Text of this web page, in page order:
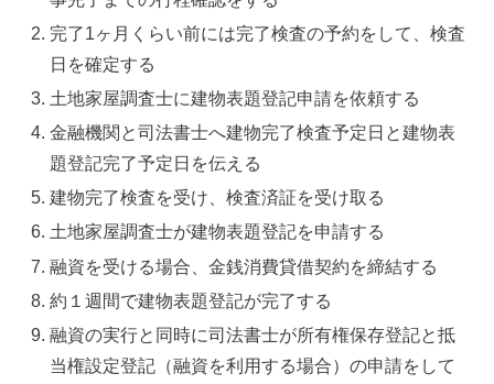
完了1ヶ月くらい前には完了検査の予約をして、検査
日を確定する
土地家屋調査士に建物表題登記申請を依頼する
金融機関と司法書士へ建物完了検査予定日と建物表
題登記完了予定日を伝える
建物完了検査を受け、検査済証を受け取る
土地家屋調査士が建物表題登記を申請する
融資を受ける場合、金銭消費貸借契約を締結する
約１週間で建物表題登記が完了する
融資の実行と同時に司法書士が所有権保存登記と抵
当権設定登記（融資を利用する場合）の申請をして